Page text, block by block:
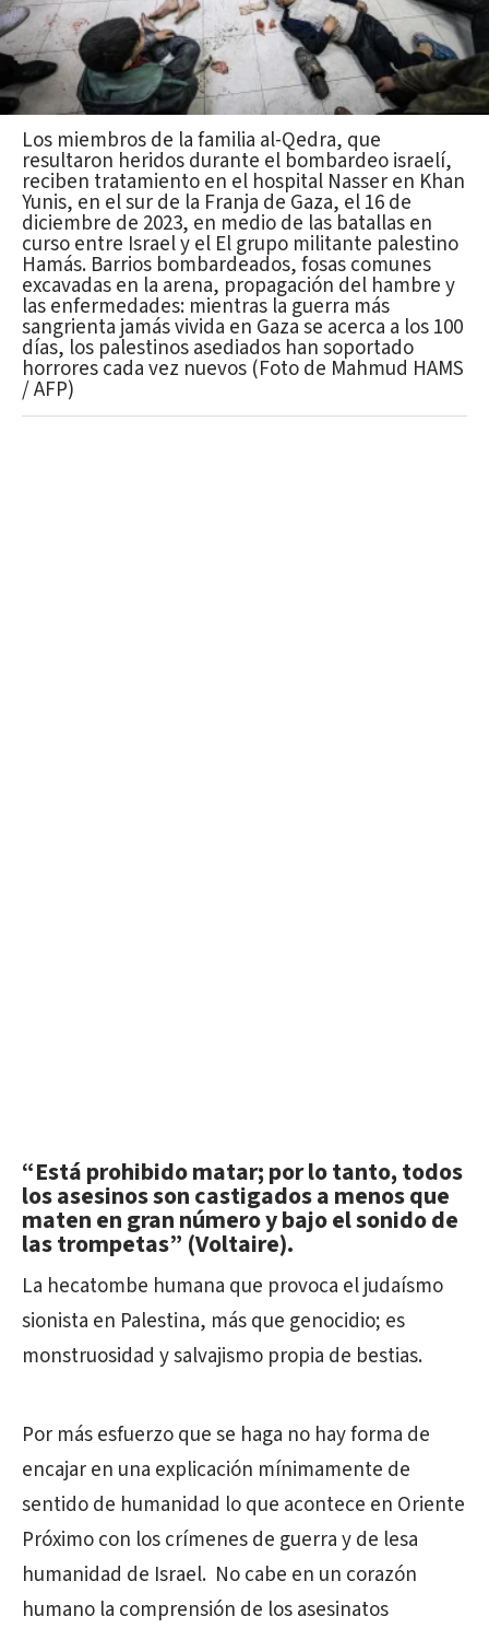
Los miembros de la familia al-Qedra, que
resultaron heridos durante el bombardeo israelí,
reciben tratamiento en el hospital Nasser en Khan
Yunis, en el sur de la Franja de Gaza, el 16 de
diciembre de 2023, en medio de las batallas en
curso entre Israel y el El grupo militante palestino
Hamás. Barrios bombardeados, fosas comunes
excavadas en la arena, propagación del hambre y
las enfermedades: mientras la guerra más
sangrienta jamás vivida en Gaza se acerca a los 100
días, los palestinos asediados han soportado
horrores cada vez nuevos (Foto de Mahmud HAMS
/ AFP)
“Está prohibido matar; por lo tanto, todos
los asesinos son castigados a menos que
maten en gran número y bajo el sonido de
las trompetas” (Voltaire).
La hecatombe humana que provoca el judaísmo
sionista en Palestina, más que genocidio; es
monstruosidad y salvajismo propia de bestias.
Por más esfuerzo que se haga no hay forma de
encajar en una explicación mínimamente de
sentido de humanidad lo que acontece en Oriente
Próximo con los crímenes de guerra y de lesa
humanidad de Israel. No cabe en un corazón
humano la comprensión de los asesinatos